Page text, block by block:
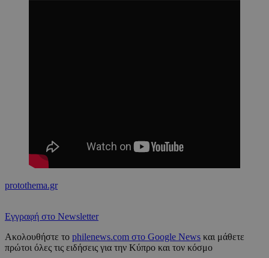
protothema.gr
Εγγραφή στο Newsletter
Ακολουθήστε το philenews.com στο Google News και μάθετε
πρώτοι όλες τις ειδήσεις για την Κύπρο και τον κόσμο